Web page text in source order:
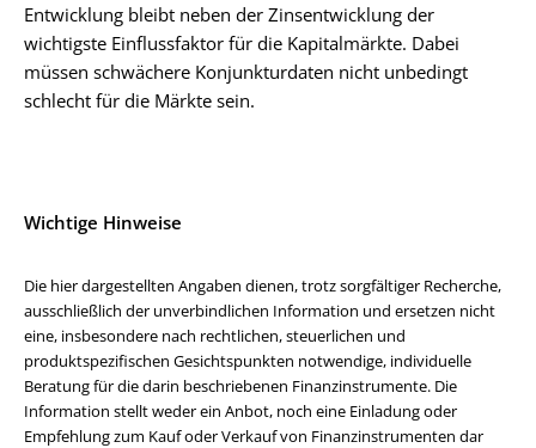
Entwicklung bleibt neben der Zinsentwicklung der
wichtigste Einflussfaktor für die Kapitalmärkte. Dabei
müssen schwächere Konjunkturdaten nicht unbedingt
schlecht für die Märkte sein.
Wichtige Hinweise
Die hier dargestellten Angaben dienen, trotz sorgfältiger Recherche,
ausschließlich der unverbindlichen Information und ersetzen nicht
eine, insbesondere nach rechtlichen, steuerlichen und
produktspezifischen Gesichtspunkten notwendige, individuelle
Beratung für die darin beschriebenen Finanzinstrumente. Die
Information stellt weder ein Anbot, noch eine Einladung oder
Empfehlung zum Kauf oder Verkauf von Finanzinstrumenten dar